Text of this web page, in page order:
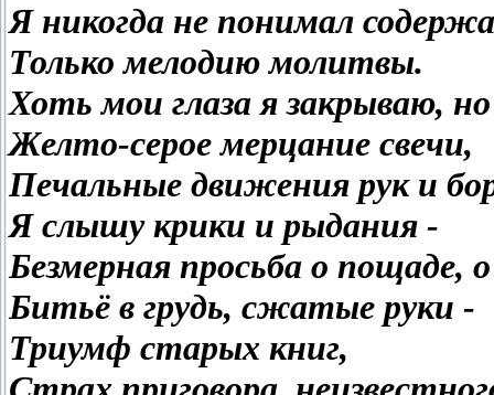
Я никогда не понимал
Только мелодию молитвы.
Хоть мои глаза я закрываю,
Желто-серое мерцание свечи,
Печальные движения рук и
Я слышу крики и рыдания -
Безмерная просьба о пощаде,
Битьё в грудь, сжатые руки -
Триумф старых книг,